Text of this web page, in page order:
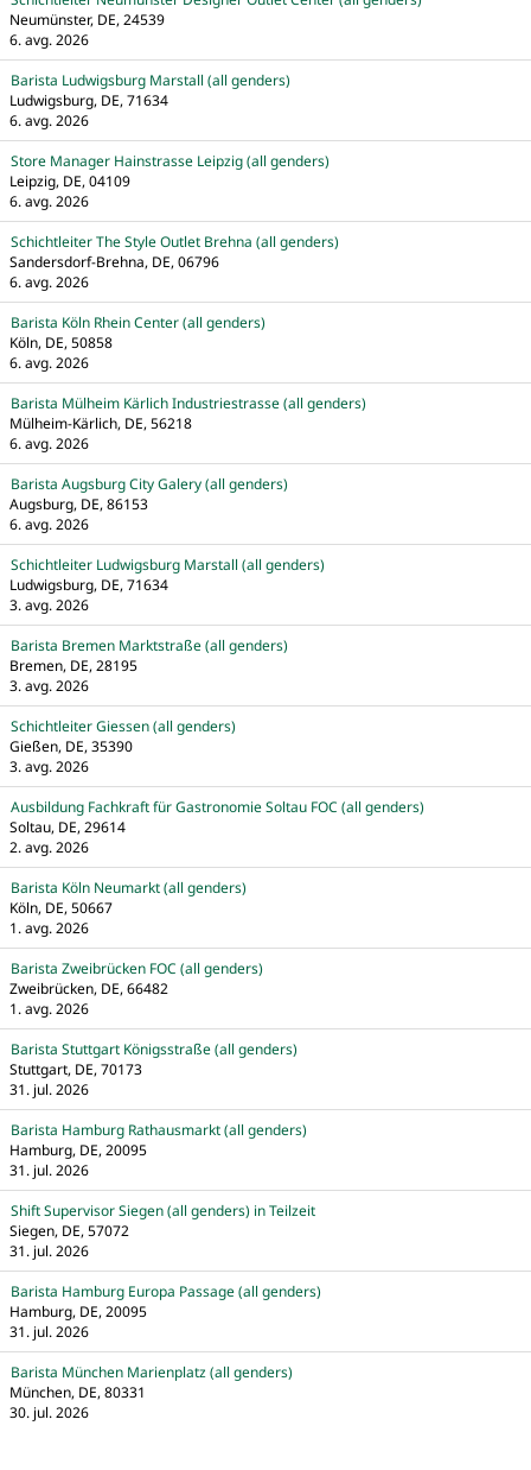
Neumünster, DE, 24539
6. avg. 2026
Barista Ludwigsburg Marstall (all genders)
Ludwigsburg, DE, 71634
6. avg. 2026
Store Manager Hainstrasse Leipzig (all genders)
Leipzig, DE, 04109
6. avg. 2026
Schichtleiter The Style Outlet Brehna (all genders)
Sandersdorf-Brehna, DE, 06796
6. avg. 2026
Barista Köln Rhein Center (all genders)
Köln, DE, 50858
6. avg. 2026
Barista Mülheim Kärlich Industriestrasse (all genders)
Mülheim-Kärlich, DE, 56218
6. avg. 2026
Barista Augsburg City Galery (all genders)
Augsburg, DE, 86153
6. avg. 2026
Schichtleiter Ludwigsburg Marstall (all genders)
Ludwigsburg, DE, 71634
3. avg. 2026
Barista Bremen Marktstraße (all genders)
Bremen, DE, 28195
3. avg. 2026
Schichtleiter Giessen (all genders)
Gießen, DE, 35390
3. avg. 2026
Ausbildung Fachkraft für Gastronomie Soltau FOC (all genders)
Soltau, DE, 29614
2. avg. 2026
Barista Köln Neumarkt (all genders)
Köln, DE, 50667
1. avg. 2026
Barista Zweibrücken FOC (all genders)
Zweibrücken, DE, 66482
1. avg. 2026
Barista Stuttgart Königsstraße (all genders)
Stuttgart, DE, 70173
31. jul. 2026
Barista Hamburg Rathausmarkt (all genders)
Hamburg, DE, 20095
31. jul. 2026
Shift Supervisor Siegen (all genders) in Teilzeit
Siegen, DE, 57072
31. jul. 2026
Barista Hamburg Europa Passage (all genders)
Hamburg, DE, 20095
31. jul. 2026
Barista München Marienplatz (all genders)
München, DE, 80331
30. jul. 2026